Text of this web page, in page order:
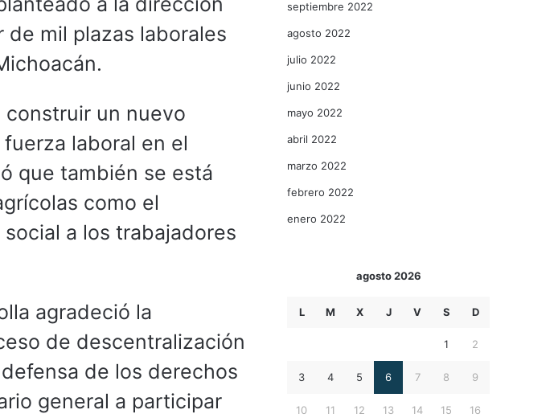
mil plazas laborales
un nuevo
laboral en el
que también se está
como el
a los trabajadores
agradeció la
de descentralización
de los derechos
general a participar
septiembre 2022
agosto 2022
julio 2022
junio 2022
mayo 2022
abril 2022
marzo 2022
febrero 2022
enero 2022
agosto 2026
L M X J V S D
1 2
3 4 5 6 7 8 9
10 11 12 13 14 15 16